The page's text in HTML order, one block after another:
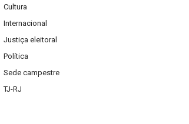
Cultura
Internacional
Justiça eleitoral
Política
Sede campestre
TJ-RJ